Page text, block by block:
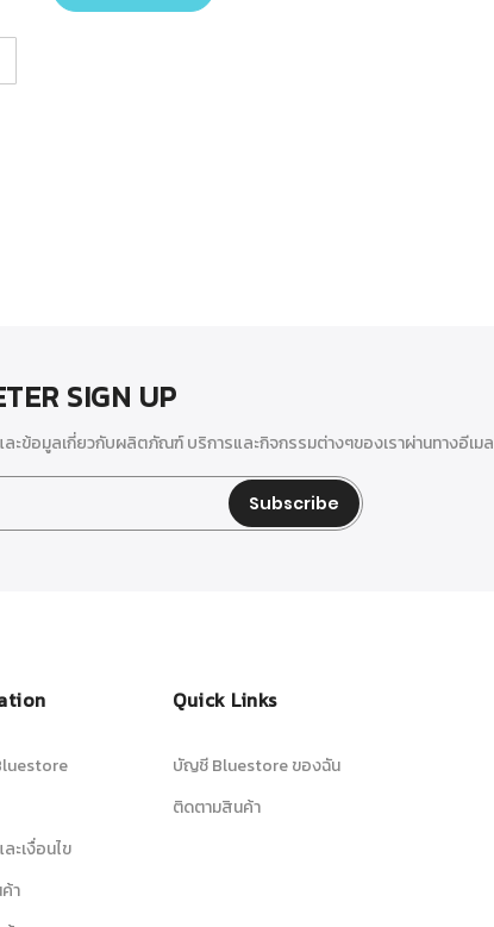
SIGN UP
ะข้อมูลเกี่ยวกับผลิตภัณฑ์ บริการและกิจกรรมต่างๆของเราผ่านทางอีเมล
Subscribe
ะเงื่อนไข
า
Quick Links
บัญชี Bluestore ของฉัน
ติดตามสินค้า